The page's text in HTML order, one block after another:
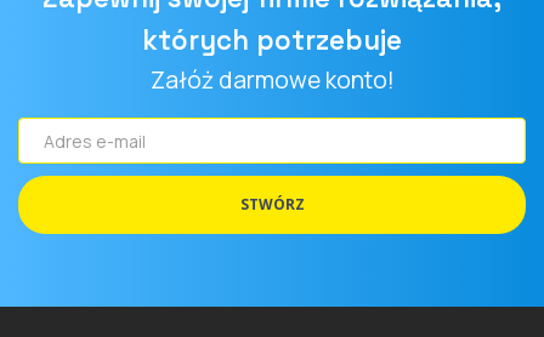
których potrzebuje
Załóż darmowe konto!
Adres
e-
mail
STWÓRZ